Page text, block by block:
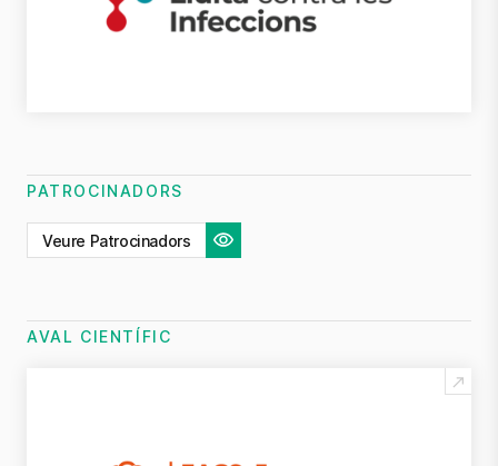
PATROCINADORS
Veure Patrocinadors
AVAL CIENTÍFIC